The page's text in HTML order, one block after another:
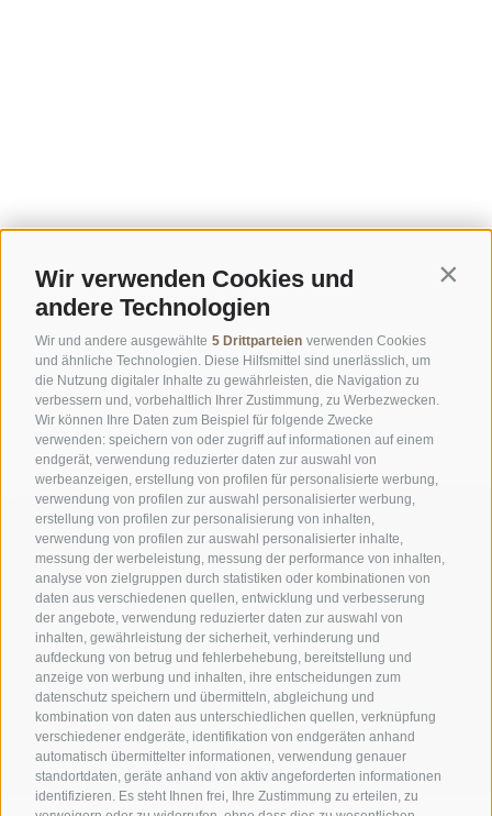
Wir verwenden Cookies und
andere Technologien
Wir und andere ausgewählte 5 Drittparteien verwenden Cookies
und ähnliche Technologien. Diese Hilfsmittel sind unerlässlich, um
die Nutzung digitaler Inhalte zu gewährleisten, die Navigation zu
verbessern und, vorbehaltlich Ihrer Zustimmung, zu Werbezwecken.
Wir können Ihre Daten zum Beispiel für folgende Zwecke
verwenden: speichern von oder zugriff auf informationen auf einem
endgerät, verwendung reduzierter daten zur auswahl von
werbeanzeigen, erstellung von profilen für personalisierte werbung,
verwendung von profilen zur auswahl personalisierter werbung,
erstellung von profilen zur personalisierung von inhalten,
verwendung von profilen zur auswahl personalisierter inhalte,
messung der werbeleistung, messung der performance von inhalten,
analyse von zielgruppen durch statistiken oder kombinationen von
daten aus verschiedenen quellen, entwicklung und verbesserung
der angebote, verwendung reduzierter daten zur auswahl von
inhalten, gewährleistung der sicherheit, verhinderung und
aufdeckung von betrug und fehlerbehebung, bereitstellung und
anzeige von werbung und inhalten, ihre entscheidungen zum
datenschutz speichern und übermitteln, abgleichung und
kombination von daten aus unterschiedlichen quellen, verknüpfung
verschiedener endgeräte, identifikation von endgeräten anhand
automatisch übermittelter informationen, verwendung genauer
standortdaten, geräte anhand von aktiv angeforderten informationen
identifizieren. Es steht Ihnen frei, Ihre Zustimmung zu erteilen, zu
AMT FÜR DEN NATIONALPARK STILFSERJOCH
SOCIAL-MEDIA-RICHTLINIEN | IMPRESSUM | SITEMAP | COOKIE-RICHTLINIE
PRIVACY | Cookie Präferenzen